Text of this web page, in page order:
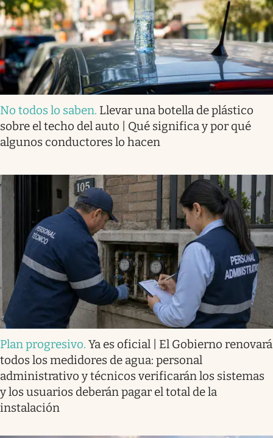
No todos lo saben. Llevar una botella de plástico
sobre el techo del auto | Qué significa y por qué
algunos conductores lo hacen
Plan progresivo. Ya es oficial | El Gobierno renovará
todos los medidores de agua: personal
administrativo y técnicos verificarán los sistemas
y los usuarios deberán pagar el total de la
instalación